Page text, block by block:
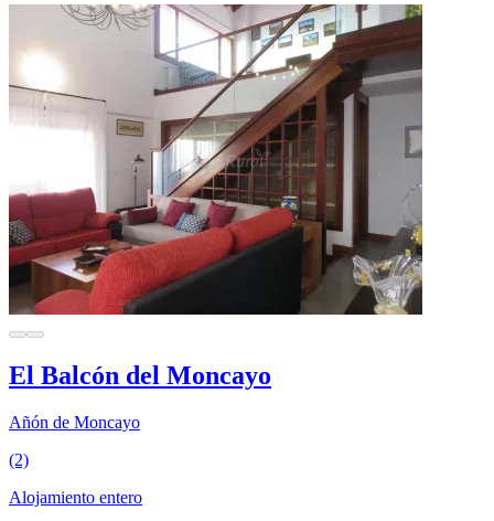
El Balcón del Moncayo
Añón de Moncayo
(2)
Alojamiento entero